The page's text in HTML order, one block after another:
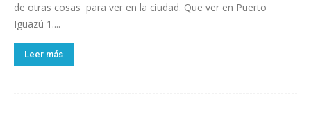
de otras cosas para ver en la ciudad. Que ver en Puerto
Iguazú 1....
Leer más